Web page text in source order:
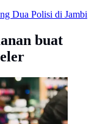
Dua Polisi di Jambi
buat